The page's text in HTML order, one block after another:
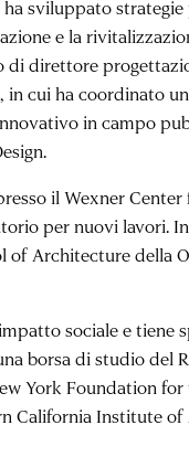
sviluppato
e la
di direttore
cui ha coordinato
in campo
il Wexner
per nuovi lavori.
of Architecture della
sociale e tiene
borsa di studio del
York Foundation for
California Institute